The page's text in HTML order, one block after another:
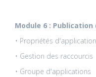
Module 6 :
• Propriétés
• Gestion des raccourcis
• Groupe d'applications